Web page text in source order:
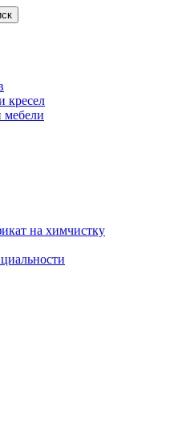
кресел
мебели
на химчистку